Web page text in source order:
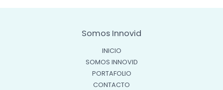
Somos Innovid
INICIO
SOMOS INNOVID
PORTAFOLIO
CONTACTO